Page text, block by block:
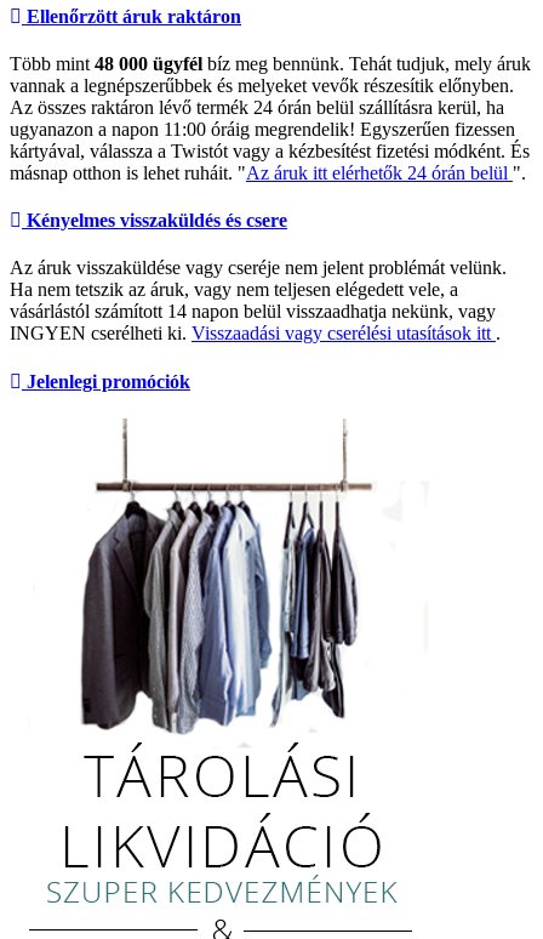
Ellenőrzött áruk raktáron
Több mint 48 000 ügyfél bíz meg bennünk. Tehát tudjuk, mely áruk
vannak a legnépszerűbbek és melyeket vevők részesítik előnyben.
Az összes raktáron lévő termék 24 órán belül szállításra kerül, ha
ugyanazon a napon 11:00 óráig megrendelik! Egyszerűen fizessen
kártyával, válassza a Twistót vagy a kézbesítést fizetési módként. És
másnap otthon is lehet ruháit. "Az áruk itt elérhetők 24 órán belül ".
Kényelmes visszaküldés és csere
Az áruk visszaküldése vagy cseréje nem jelent problémát velünk.
Ha nem tetszik az áruk, vagy nem teljesen elégedett vele, a
vásárlástól számított 14 napon belül visszaadhatja nekünk, vagy
INGYEN cserélheti ki. Visszaadási vagy cserélési utasítások itt .
Jelenlegi promóciók